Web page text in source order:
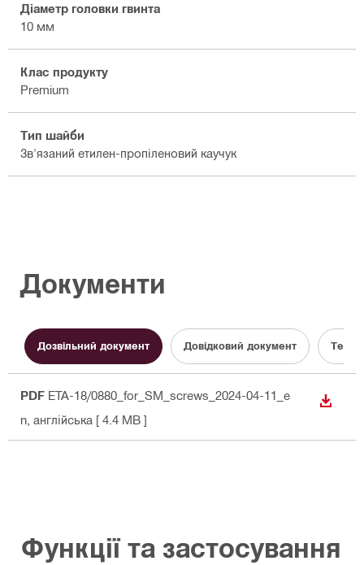
Діаметр головки гвинта
10 мм
Клас продукту
Premium
Тип шайби
Зв'язаний етилен-пропіленовий каучук
Документи
Дозвільний документ Довідковий документ
PDF ETA-18/0880_for_SM_screws_2024-04-11_e
n , англійська [ 4.4 MB ]
Функції та застосування